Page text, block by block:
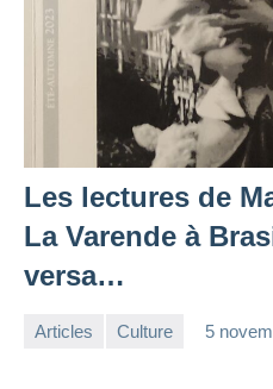
Les lectures de
La Varende à
versa…
Articles Culture 5